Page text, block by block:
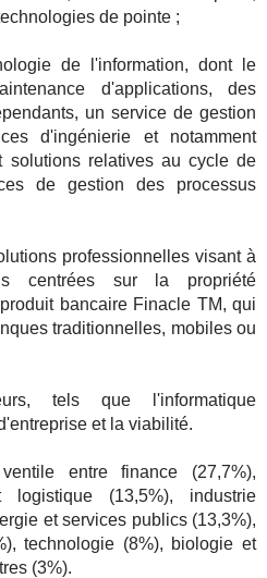
de pointe ;
de l'information, dont le
d'applications, des
un service de gestion
d'ingénierie et notamment
solutions relatives au cycle de
de gestion des processus
professionnelles visant à
centrées sur la propriété
bancaire Finacle TM, qui
traditionnelles, mobiles ou
tels que l'informatique
et la viabilité.
entre finance (27,7%),
(13,5%), industrie
et services publics (13,3%),
technologie (8%), biologie et
(3%).